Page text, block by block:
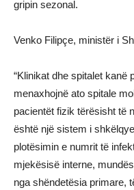
gripin sezonal.
Venko Filipçe, ministër i
“Klinikat dhe spitalet kanë
menaxhojnë ato spitale
pacientët fizik tërësisht të
është një sistem i
plotësimin e numrit të
mjekësisë interne,
nga shëndetësia primare,